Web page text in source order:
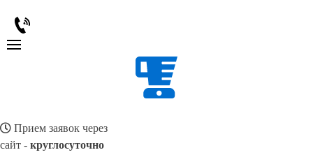
Прием заявок через
сайт - круглосуточно